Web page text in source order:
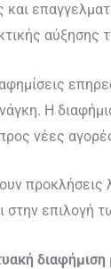
Η
νέες
στην
διαφήμιση